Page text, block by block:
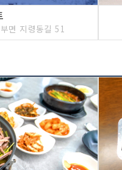
면 지령동길 51